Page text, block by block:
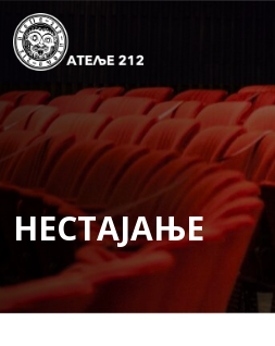
Skip
to
content
НЕСТАЈАЊЕ